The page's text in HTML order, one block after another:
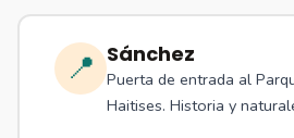
📍 Sánchez
Puerta de entrada al
Haitises. Historia y